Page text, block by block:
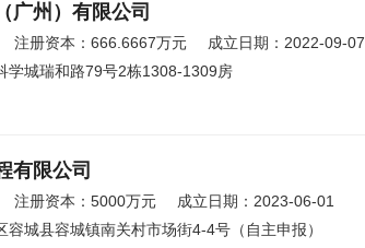
广州）有限公司
注册资本：666.6667万元
成立日期：2022-09-07
学城瑞和路79号2栋1308-1309房
有限公司
注册资本：5000万元
成立日期：2023-06-01
容城县容城镇南关村市场街4-4号（自主申报）